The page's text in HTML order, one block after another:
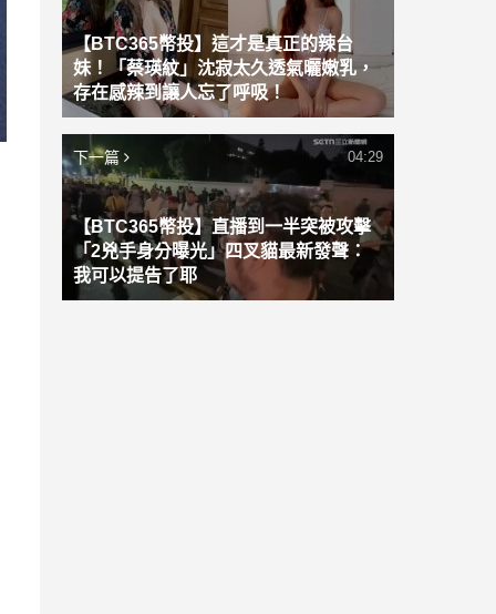
【BTC365幣投】這才是真正的辣台
妹！「蔡瑛紋」沈寂太久透氣曬嫩乳，
存在感辣到讓人忘了呼吸！
下一篇
【BTC365幣投】直播到一半突被攻擊
「2兇手身分曝光」四叉貓最新發聲：
我可以提告了耶
04:29